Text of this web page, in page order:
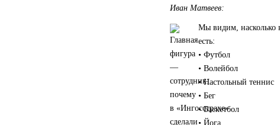
Иван Матвеев:
Мы видим, насколько
есть:
• Футбол
• Волейбол
• Настольный теннис
• Бег
• Баскетбол
• Йога